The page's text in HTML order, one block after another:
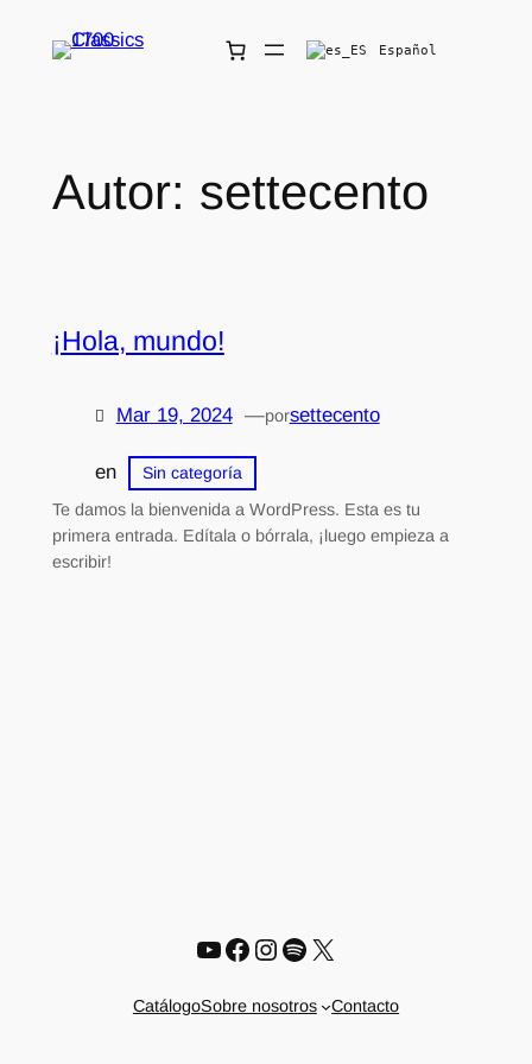
Español
Autor: settecento
¡Hola, mundo!
Mar 19, 2024 —porsettecento
en
Sin categoría
Te damos la bienvenida a WordPress. Esta es tu
primera entrada. Edítala o bórrala, ¡luego empieza a
escribir!
YouTube
Facebook
Instagram
Spotify
X
CatálogoSobre nosotros Contacto